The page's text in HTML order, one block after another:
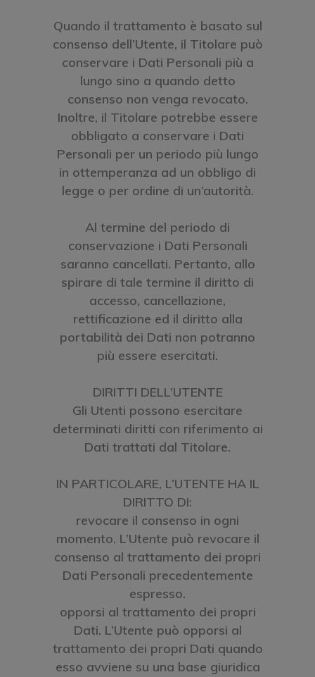
Quando il trattamento è basato sul
consenso dell’Utente, il Titolare può
conservare i Dati Personali più a
lungo sino a quando detto
consenso non venga revocato.
Inoltre, il Titolare potrebbe essere
obbligato a conservare i Dati
Personali per un periodo più lungo
in ottemperanza ad un obbligo di
legge o per ordine di un’autorità.
Al termine del periodo di
conservazione i Dati Personali
saranno cancellati. Pertanto, allo
spirare di tale termine il diritto di
accesso, cancellazione,
rettificazione ed il diritto alla
portabilità dei Dati non potranno
più essere esercitati.
DIRITTI DELL’UTENTE
Gli Utenti possono esercitare
determinati diritti con riferimento ai
Dati trattati dal Titolare.
IN PARTICOLARE, L’UTENTE HA IL
DIRITTO DI:
revocare il consenso in ogni
momento. L’Utente può revocare il
consenso al trattamento dei propri
Dati Personali precedentemente
espresso.
opporsi al trattamento dei propri
Dati. L’Utente può opporsi al
trattamento dei propri Dati quando
esso avviene su una base giuridica